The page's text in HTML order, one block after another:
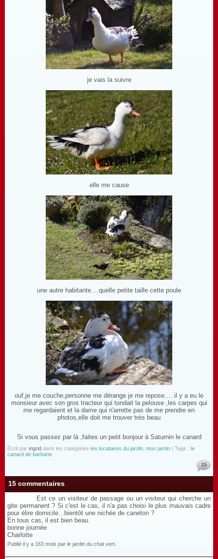
je vais la suivre
elle me cause
une autre habitante....quelle petite taille cette poule
ouf,je me couche,personne me dérange je me repose.....il y a eu le
monsieur avec son gros tracteur qui tondait la pelouse ,les carpes qui
me regardaient et la dame qui n'arrette pas de me prendre en
photos,elle doit me trouver très beau
Si vous passez par là ,faites un petit bonjour à Saturnin le canard
Écrit par ingrid dans les catégories les locataires du jardin, mon jardin | Tags : le
canard de barbarie
15
15 commentaires
Est ce un visiteur de passage ou un visiteur qui cherche un
gite permanent ? Si c'est le cas, il n'a pas choisi le plus mauvais cadre
pour élire domicile...bientôt une nichée de caneton ?
En tous cas, il est bien beau.
bonne journée
Charlotte
Publié il y a 163 mois par le jardin du chat vert.